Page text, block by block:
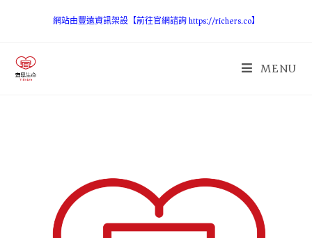
網站由豐遠資訊架設【前往官網諮詢 https://richers.co】
MENU